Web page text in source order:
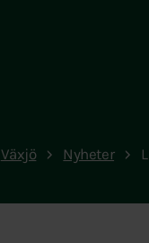
Växjö Nyheter